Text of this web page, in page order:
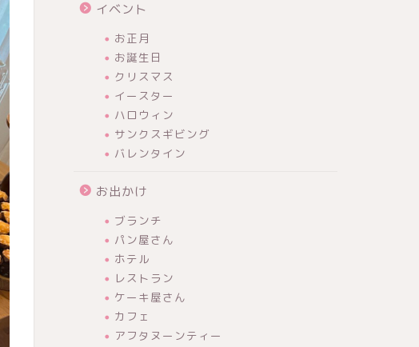
イベント
お正月
お誕生日
クリスマス
イースター
ハロウィン
サンクスギビング
バレンタイン
お出かけ
ブランチ
パン屋さん
ホテル
レストラン
ケーキ屋さん
カフェ
アフタヌーンティー